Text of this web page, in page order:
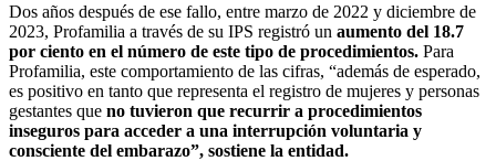
Dos años después de ese fallo, entre marzo de 2022 y diciembre de
2023, Profamilia a través de su IPS registró un aumento del 18.7
por ciento en el número de este tipo de procedimientos. Para
Profamilia, este comportamiento de las cifras, “además de esperado,
es positivo en tanto que representa el registro de mujeres y personas
gestantes que no tuvieron que recurrir a procedimientos
inseguros para acceder a una interrupción voluntaria y
consciente del embarazo”, sostiene la entidad.